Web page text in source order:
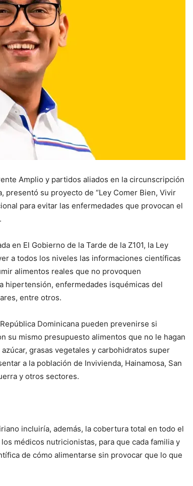
Amplio y partidos aliados en la circunscripción
presentó su proyecto de “Ley Comer Bien, Vivir
para evitar las enfermedades que provocan el
en El Gobierno de la Tarde de la Z101, la Ley
a todos los niveles las informaciones científicas
alimentos reales que no provoquen
hipertensión, enfermedades isquémicas del
entre otros.
Dominicana pueden prevenirse si
su mismo presupuesto alimentos que no le hagan
grasas vegetales y carbohidratos super
a la población de Invivienda, Hainamosa, San
y otros sectores.
incluiría, además, la cobertura total en todo el
médicos nutricionistas, para que cada familia y
de cómo alimentarse sin provocar que lo que